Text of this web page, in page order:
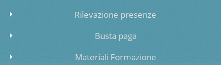
Rilevazione presenze
Busta paga
Materiali Formazione